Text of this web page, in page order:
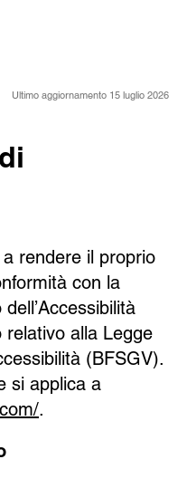
Ultimo aggiornamento 15 luglio 2026
rendere il proprio
con la
alla Legge
(BFSGV).
si applica a
.